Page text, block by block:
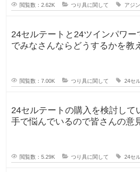
閲覧数：2.62K つり具に関して アジ
24セルテートと24ツインパワー
でみなさんならどうするかを教
閲覧数：7.00K つり具に関して 24セ
24セルテートの購入を検討して
手で悩んでいるので皆さんの意
閲覧数：5.29K つり具に関して 24セ